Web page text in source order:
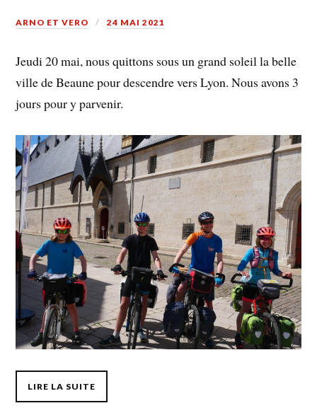
ARNO ET VERO 24 MAI 2021
Jeudi 20 mai, nous quittons sous un grand soleil la belle
ville de Beaune pour descendre vers Lyon. Nous avons 3
jours pour y parvenir.
LIRE LA SUITE